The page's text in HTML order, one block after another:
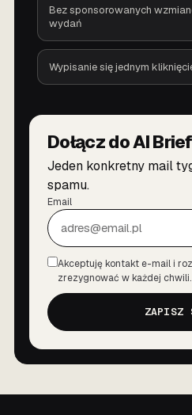
Bez sponsorowanych
wydań
Wypisanie się jednym
Dołącz do AI Brief
Jeden konkretny mail
spamu.
Email
Zgoda
Akceptuję kontakt e-mail i
zrezygnować w każdej chwili.
ZAPISZ